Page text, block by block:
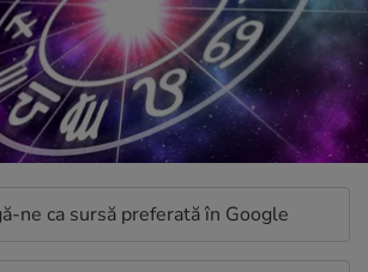
ne ca sursă preferată în Google